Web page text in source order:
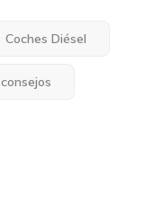
Coches Diésel
consejos